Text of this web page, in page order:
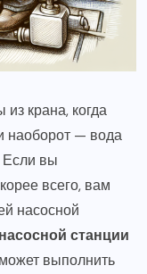
крана, когда
наоборот — вода
Если вы
всего, вам
насосной
станции
выполнить